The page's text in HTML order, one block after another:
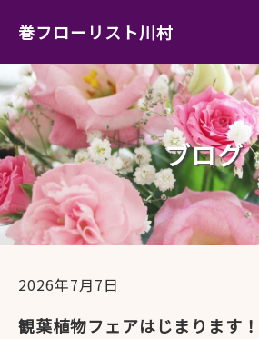
巻フローリスト川村
ブログ
2026年7月7日
観葉植物フェアはじまります！